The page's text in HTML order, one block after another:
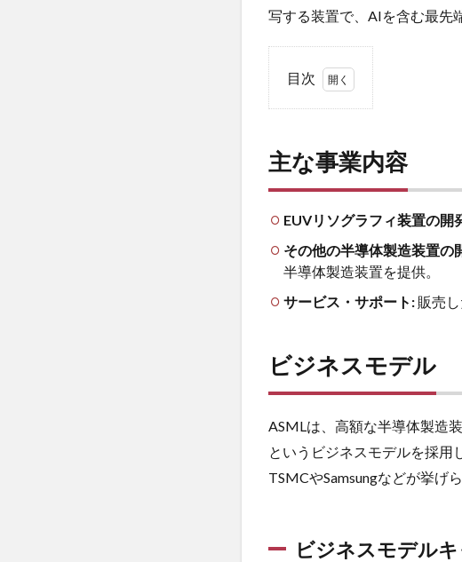
写する装置で、AIを含む最先
目次
事
容
2
ビ
ネ
デ
ル
ビジ
ネス
モデ
ルキ
分析
主な事業内容
EUVリソグラフィ装置の開
その他の半導体製造装置の
半導体製造装置を提供。
サービス・サポート: 販売
ビジネスモデル
ASMLは、高額な半導体製造
というビジネスモデルを採用
TSMCやSamsungなどが挙げら
ビジネスモデル